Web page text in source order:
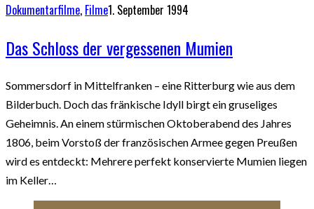
Dokumentarfilme, Filme1. September 1994
Das Schloss der vergessenen Mumien
Sommersdorf in Mittelfranken – eine Ritterburg wie aus dem
Bilderbuch. Doch das fränkische Idyll birgt ein gruseliges
Geheimnis. An einem stürmischen Oktoberabend des Jahres
1806, beim Vorstoß der französischen Armee gegen Preußen
wird es entdeckt: Mehrere perfekt konservierte Mumien liegen
im Keller…